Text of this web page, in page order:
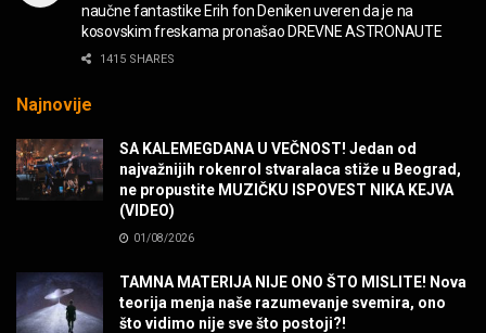
MUZIKA
POVRATAK Iron Maiden The Writing On The Wall
SENIDAHHH!
naučne fantastike Erih fon Deniken uveren da je na
kosovskim freskama pronašao DREVNE ASTRONAUTE
1415 SHARES
Najnovije
SA KALEMEGDANA U VEČNOST! Jedan od
najvažnijih rokenrol stvaralaca stiže u Beograd,
ne propustite MUZIČKU ISPOVEST NIKA KEJVA
(VIDEO)
01/08/2026
TAMNA MATERIJA NIJE ONO ŠTO MISLITE! Nova
teorija menja naše razumevanje svemira, ono
što vidimo nije sve što postoji?!